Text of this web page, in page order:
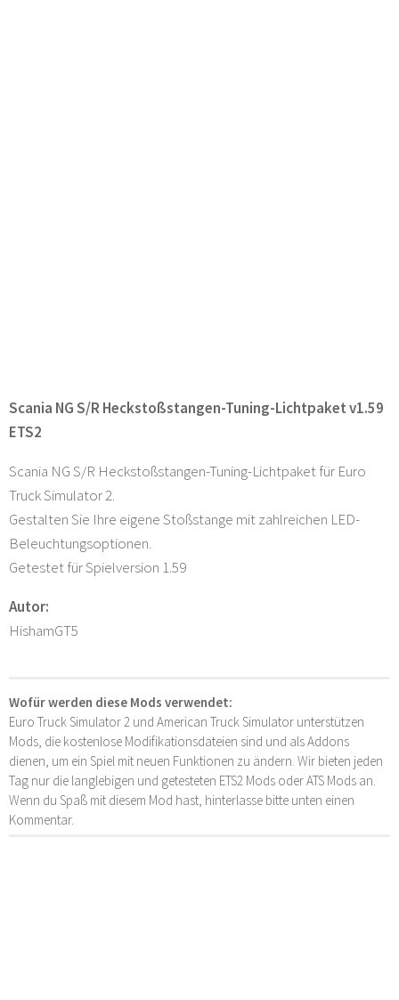
Scania NG S/R Heckstoßstangen-Tuning-Lichtpaket v1.59
ETS2
Scania NG S/R Heckstoßstangen-Tuning-Lichtpaket für Euro
Truck Simulator 2.
Gestalten Sie Ihre eigene Stoßstange mit zahlreichen LED-
Beleuchtungsoptionen.
Getestet für Spielversion 1.59
Autor:
HishamGT5
Wofür werden diese Mods verwendet:
Euro Truck Simulator 2 und American Truck Simulator unterstützen
Mods, die kostenlose Modifikationsdateien sind und als Addons
dienen, um ein Spiel mit neuen Funktionen zu ändern. Wir bieten jeden
Tag nur die langlebigen und getesteten ETS2 Mods oder ATS Mods an.
Wenn du Spaß mit diesem Mod hast, hinterlasse bitte unten einen
Kommentar.